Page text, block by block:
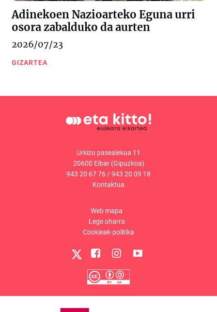
Adinekoen Nazioarteko Eguna urri
osora zabalduko da aurten
2026/07/23
GIZARTEA
Urkizu pasealekua 11
20600 Eibar (Gipuzkoa)
943 20 67 76/943 20 09 18
Kontaktua
Web mapa
Lege oharra
Cookieak-politika